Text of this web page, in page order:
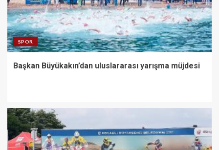
SPOR
Başkan Büyükakın’dan uluslararası yarışma müjdesi